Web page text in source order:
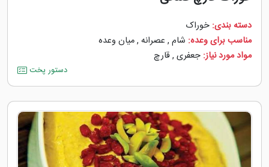
دسته بندی: خوراک
مناسب برای وعده: شام , عصرانه ,میان وعده
مواد مورد نیاز: جعفری ,قارچ
دستور پخت